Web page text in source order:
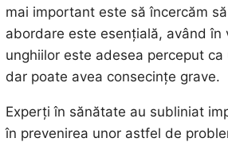
mai important este să încercăm
abordare este esențială, având în
unghiilor este adesea perceput
dar poate avea consecințe grave.
Experți în sănătate au subliniat
în prevenirea unor astfel de